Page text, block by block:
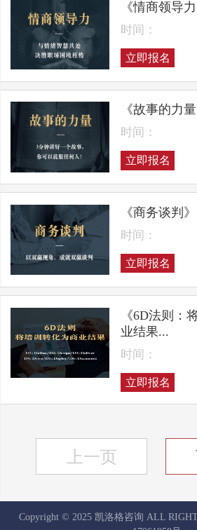
《情商领导力
时间：
立即报名
《故事的力量
时间：
立即报名
《商务谈判》
时间：
立即报名
《6D法则：
业结果...
时间：
立即报名
上一页
Copyright © 2025 凯洛格咨询 ALL